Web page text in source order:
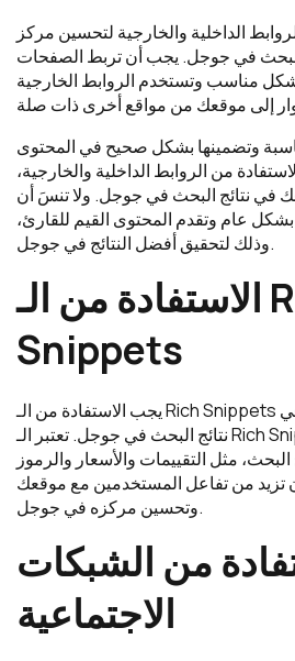
الداخلية والخارجية لتحسين مركز
في جوجل. يجب أن تربط الصفحات
مناسب وتستخدم الروابط الخارجية
وتضمينها بشكل صحيح في المحتوى
من الروابط الداخلية والخارجية،
في نتائج البحث في جوجل. ولا تنسَ أن
عام وتقدم المحتوى القيم للقارئ،
وذلك لتحقيق أفضل النتائج في جوجل.
الاستفادة من الـ Rich
Snippets
يجب الاستفادة من الـ Rich Snippets لتحسين مركز موقعك في
نتائج البحث في جوجل. تعتبر الـ Rich Snippets عبارة عن عناصر
مثل التقييمات والأسعار والرموز
تزيد من تفاعل المستخدمين مع موقعك
وتحسين مركزه في جوجل.
من الشبكات
الاجتماعية